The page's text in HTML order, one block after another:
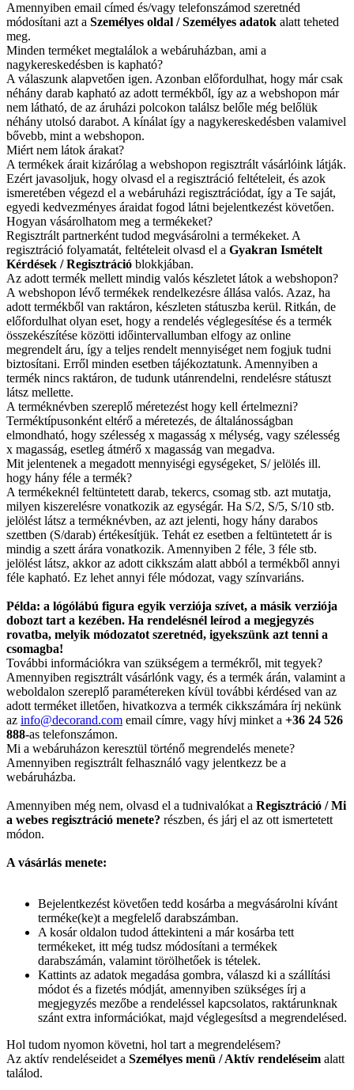
Amennyiben email címed és/vagy telefonszámod szeretnéd
módosítani azt a Személyes oldal / Személyes adatok alatt teheted
meg.
Minden terméket megtalálok a webáruházban, ami a
nagykereskedésben is kapható?
A válaszunk alapvetően igen. Azonban előfordulhat, hogy már csak
néhány darab kapható az adott termékből, így az a webshopon már
nem látható, de az áruházi polcokon találsz belőle még belőlük
néhány utolsó darabot. A kínálat így a nagykereskedésben valamivel
bővebb, mint a webshopon.
Miért nem látok árakat?
A termékek árait kizárólag a webshopon regisztrált vásárlóink látják.
Ezért javasoljuk, hogy olvasd el a regisztráció feltételeit, és azok
ismeretében végezd el a webáruházi regisztrációdat, így a Te saját,
egyedi kedvezményes áraidat fogod látni bejelentkezést követően.
Hogyan vásárolhatom meg a termékeket?
Regisztrált partnerként tudod megvásárolni a termékeket. A
regisztráció folyamatát, feltételeit olvasd el a Gyakran Ismételt
Kérdések / Regisztráció blokkjában.
Az adott termék mellett mindig valós készletet látok a webshopon?
A webshopon lévő termékek rendelkezésre állása valós. Azaz, ha
adott termékből van raktáron, készleten státuszba kerül. Ritkán, de
előfordulhat olyan eset, hogy a rendelés véglegesítése és a termék
összekészítése közötti időintervallumban elfogy az online
megrendelt áru, így a teljes rendelt mennyiséget nem fogjuk tudni
biztosítani. Erről minden esetben tájékoztatunk. Amennyiben a
termék nincs raktáron, de tudunk utánrendelni, rendelésre státuszt
látsz mellette.
A terméknévben szereplő méretezést hogy kell értelmezni?
Terméktípusonként eltérő a méretezés, de általánosságban
elmondható, hogy szélesség x magasság x mélység, vagy szélesség
x magasság, esetleg átmérő x magasság van megadva.
Mit jelentenek a megadott mennyiségi egységeket, S/ jelölés ill.
hogy hány féle a termék?
A termékeknél feltüntetett darab, tekercs, csomag stb. azt mutatja,
milyen kiszerelésre vonatkozik az egységár. Ha S/2, S/5, S/10 stb.
jelölést látsz a terméknévben, az azt jelenti, hogy hány darabos
szettben (S/darab) értékesítjük. Tehát ez esetben a feltüntetett ár is
mindig a szett árára vonatkozik. Amennyiben 2 féle, 3 féle stb.
jelölést látsz, akkor az adott cikkszám alatt abból a termékből annyi
féle kapható. Ez lehet annyi féle módozat, vagy színvariáns.
Példa: a lógólábú figura egyik verziója szívet, a másik verziója
dobozt tart a kezében. Ha rendelésnél leírod a megjegyzés
rovatba, melyik módozatot szeretnéd, igyekszünk azt tenni a
csomagba!
További információkra van szükségem a termékről, mit tegyek?
Amennyiben regisztrált vásárlónk vagy, és a termék árán, valamint a
weboldalon szereplő paramétereken kívül további kérdésed van az
adott terméket illetően, hivatkozva a termék cikkszámára írj nekünk
az info@decorand.com email címre, vagy hívj minket a +36 24 526
888-as telefonszámon.
Mi a webáruházon keresztül történő megrendelés menete?
Amennyiben regisztrált felhasználó vagy jelentkezz be a
webáruházba.
Amennyiben még nem, olvasd el a tudnivalókat a Regisztráció / Mi
a webes regisztráció menete? részben, és járj el az ott ismertetett
módon.
A vásárlás menete:
Bejelentkezést követően tedd kosárba a megvásárolni kívánt
terméke(ke)t a megfelelő darabszámban.
A kosár oldalon tudod áttekinteni a már kosárba tett
termékeket, itt még tudsz módosítani a termékek
darabszámán, valamint törölhetőek is tételek.
Kattints az adatok megadása gombra, válaszd ki a szállítási
módot és a fizetés módját, amennyiben szükséges írj a
megjegyzés mezőbe a rendeléssel kapcsolatos, raktárunknak
szánt extra információkat, majd véglegesítsd a megrendelésed.
Hol tudom nyomon követni, hol tart a megrendelésem?
Az aktív rendeléseidet a Személyes menü / Aktív rendeléseim alatt
találod.